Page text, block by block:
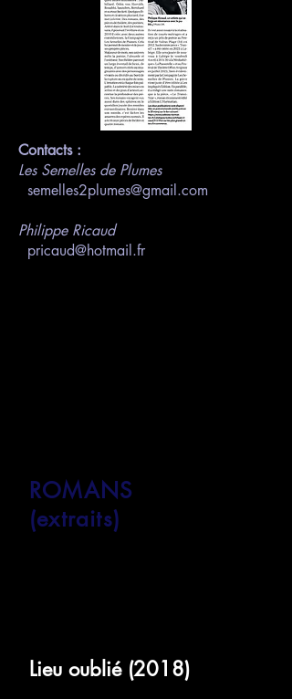
Contacts :
Les Semelles de Plumes
semelles2plumes@gmail.com
Philippe Ricaud
pricaud@hotmail.fr
ROMANS
(extraits)
Lieu oublié (2018)